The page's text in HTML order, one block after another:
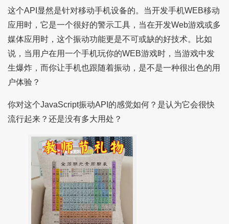
这个API显然是针对移动手机设备的。当开发手机WEB移动
应用时，它是一个很好的警示工具，当在开发Web游戏或多
媒体应用时，这个振动功能更是不可或缺的好技术。比如
说，当用户在用一个手机玩你的WEB游戏时，当游戏中发
生爆炸，而你让手机也跟随着振动，是不是一种很出色的用
户体验？
你对这个JavaScript振动API的感觉如何？是认为它会很快
流行起来？还是没有多大用处？